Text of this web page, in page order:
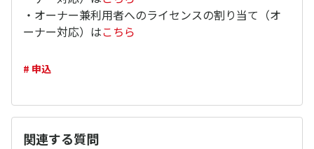
・オーナー兼利用者へのライセンスの割り当て（オ
ーナー対応）はこちら
# 申込
関連する質問